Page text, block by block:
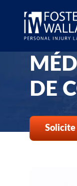
Preguntas Frecuentes
DE
Solicite